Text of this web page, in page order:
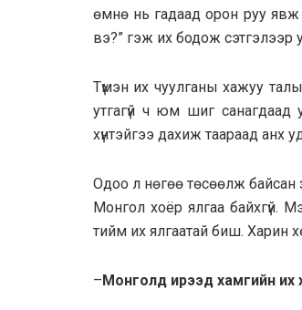
өмнө нь гадаад орон руу явж
вэ?” гэж их бодож сэтгэлээр
Түмэн их чуулганы хажуу
утгагүй ч юм шиг
хүнтэйгээ дахиж таараад анх
Одоо л нөгөө төсөөлж байсан
Монгол хоёр ялгаа байхгүй.
тийм их ялгаатай биш. Харин
–Монголд ирээд хамгийн их